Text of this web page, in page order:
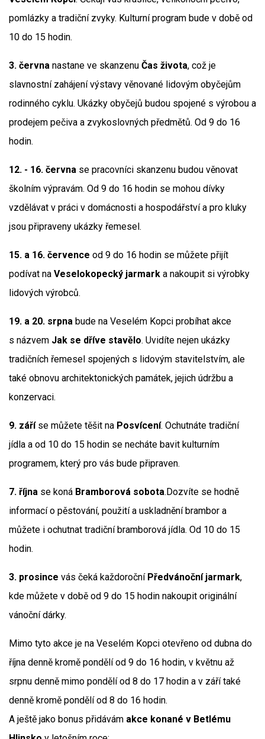
pomlázky a tradiční zvyky. Kulturní program bude v době od
10 do 15 hodin.
3. června nastane ve skanzenu Čas života, což je
slavnostní zahájení výstavy věnované lidovým obyčejům
rodinného cyklu. Ukázky obyčejů budou spojené s výrobou a
prodejem pečiva a zvykoslovných předmětů. Od 9 do 16
hodin.
12. - 16. června se pracovníci skanzenu budou věnovat
školním výpravám. Od 9 do 16 hodin se mohou dívky
vzdělávat v práci v domácnosti a hospodářství a pro kluky
jsou připraveny ukázky řemesel.
15. a 16. července od 9 do 16 hodin se můžete přijít
podívat na Veselokopecký jarmark a nakoupit si výrobky
lidových výrobců.
19. a 20. srpna bude na Veselém Kopci probíhat akce
s názvem Jak se dříve stavělo. Uvidíte nejen ukázky
tradičních řemesel spojených s lidovým stavitelstvím, ale
také obnovu architektonických památek, jejich údržbu a
konzervaci.
9. září se můžete těšit na Posvícení. Ochutnáte tradiční
jídla a od 10 do 15 hodin se necháte bavit kulturním
programem, který pro vás bude připraven.
7. října se koná Bramborová sobota.Dozvíte se hodně
informací o pěstování, použití a uskladnění brambor a
můžete i ochutnat tradiční bramborová jídla. Od 10 do 15
hodin.
3. prosince vás čeká každoroční Předvánoční jarmark,
kde můžete v době od 9 do 15 hodin nakoupit originální
vánoční dárky.
Mimo tyto akce je na Veselém Kopci otevřeno od dubna do
října denně kromě pondělí od 9 do 16 hodin, v květnu až
srpnu denně mimo pondělí od 8 do 17 hodin a v září také
denně kromě pondělí od 8 do 16 hodin.
A ještě jako bonus přidávám akce konané v Betlému